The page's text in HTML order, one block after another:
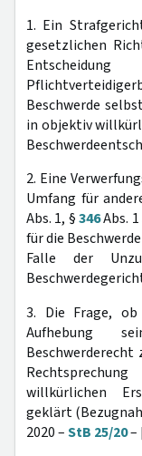
1. Ein
gesetzlichen
Beschwerde
in objektiv
2. Eine
Umfang für
Abs. 1, §346Abs.
für die
Falle der
3. Die Frage,
Aufhebung
willkürlichen
geklärt
2020 –StB 25/20–